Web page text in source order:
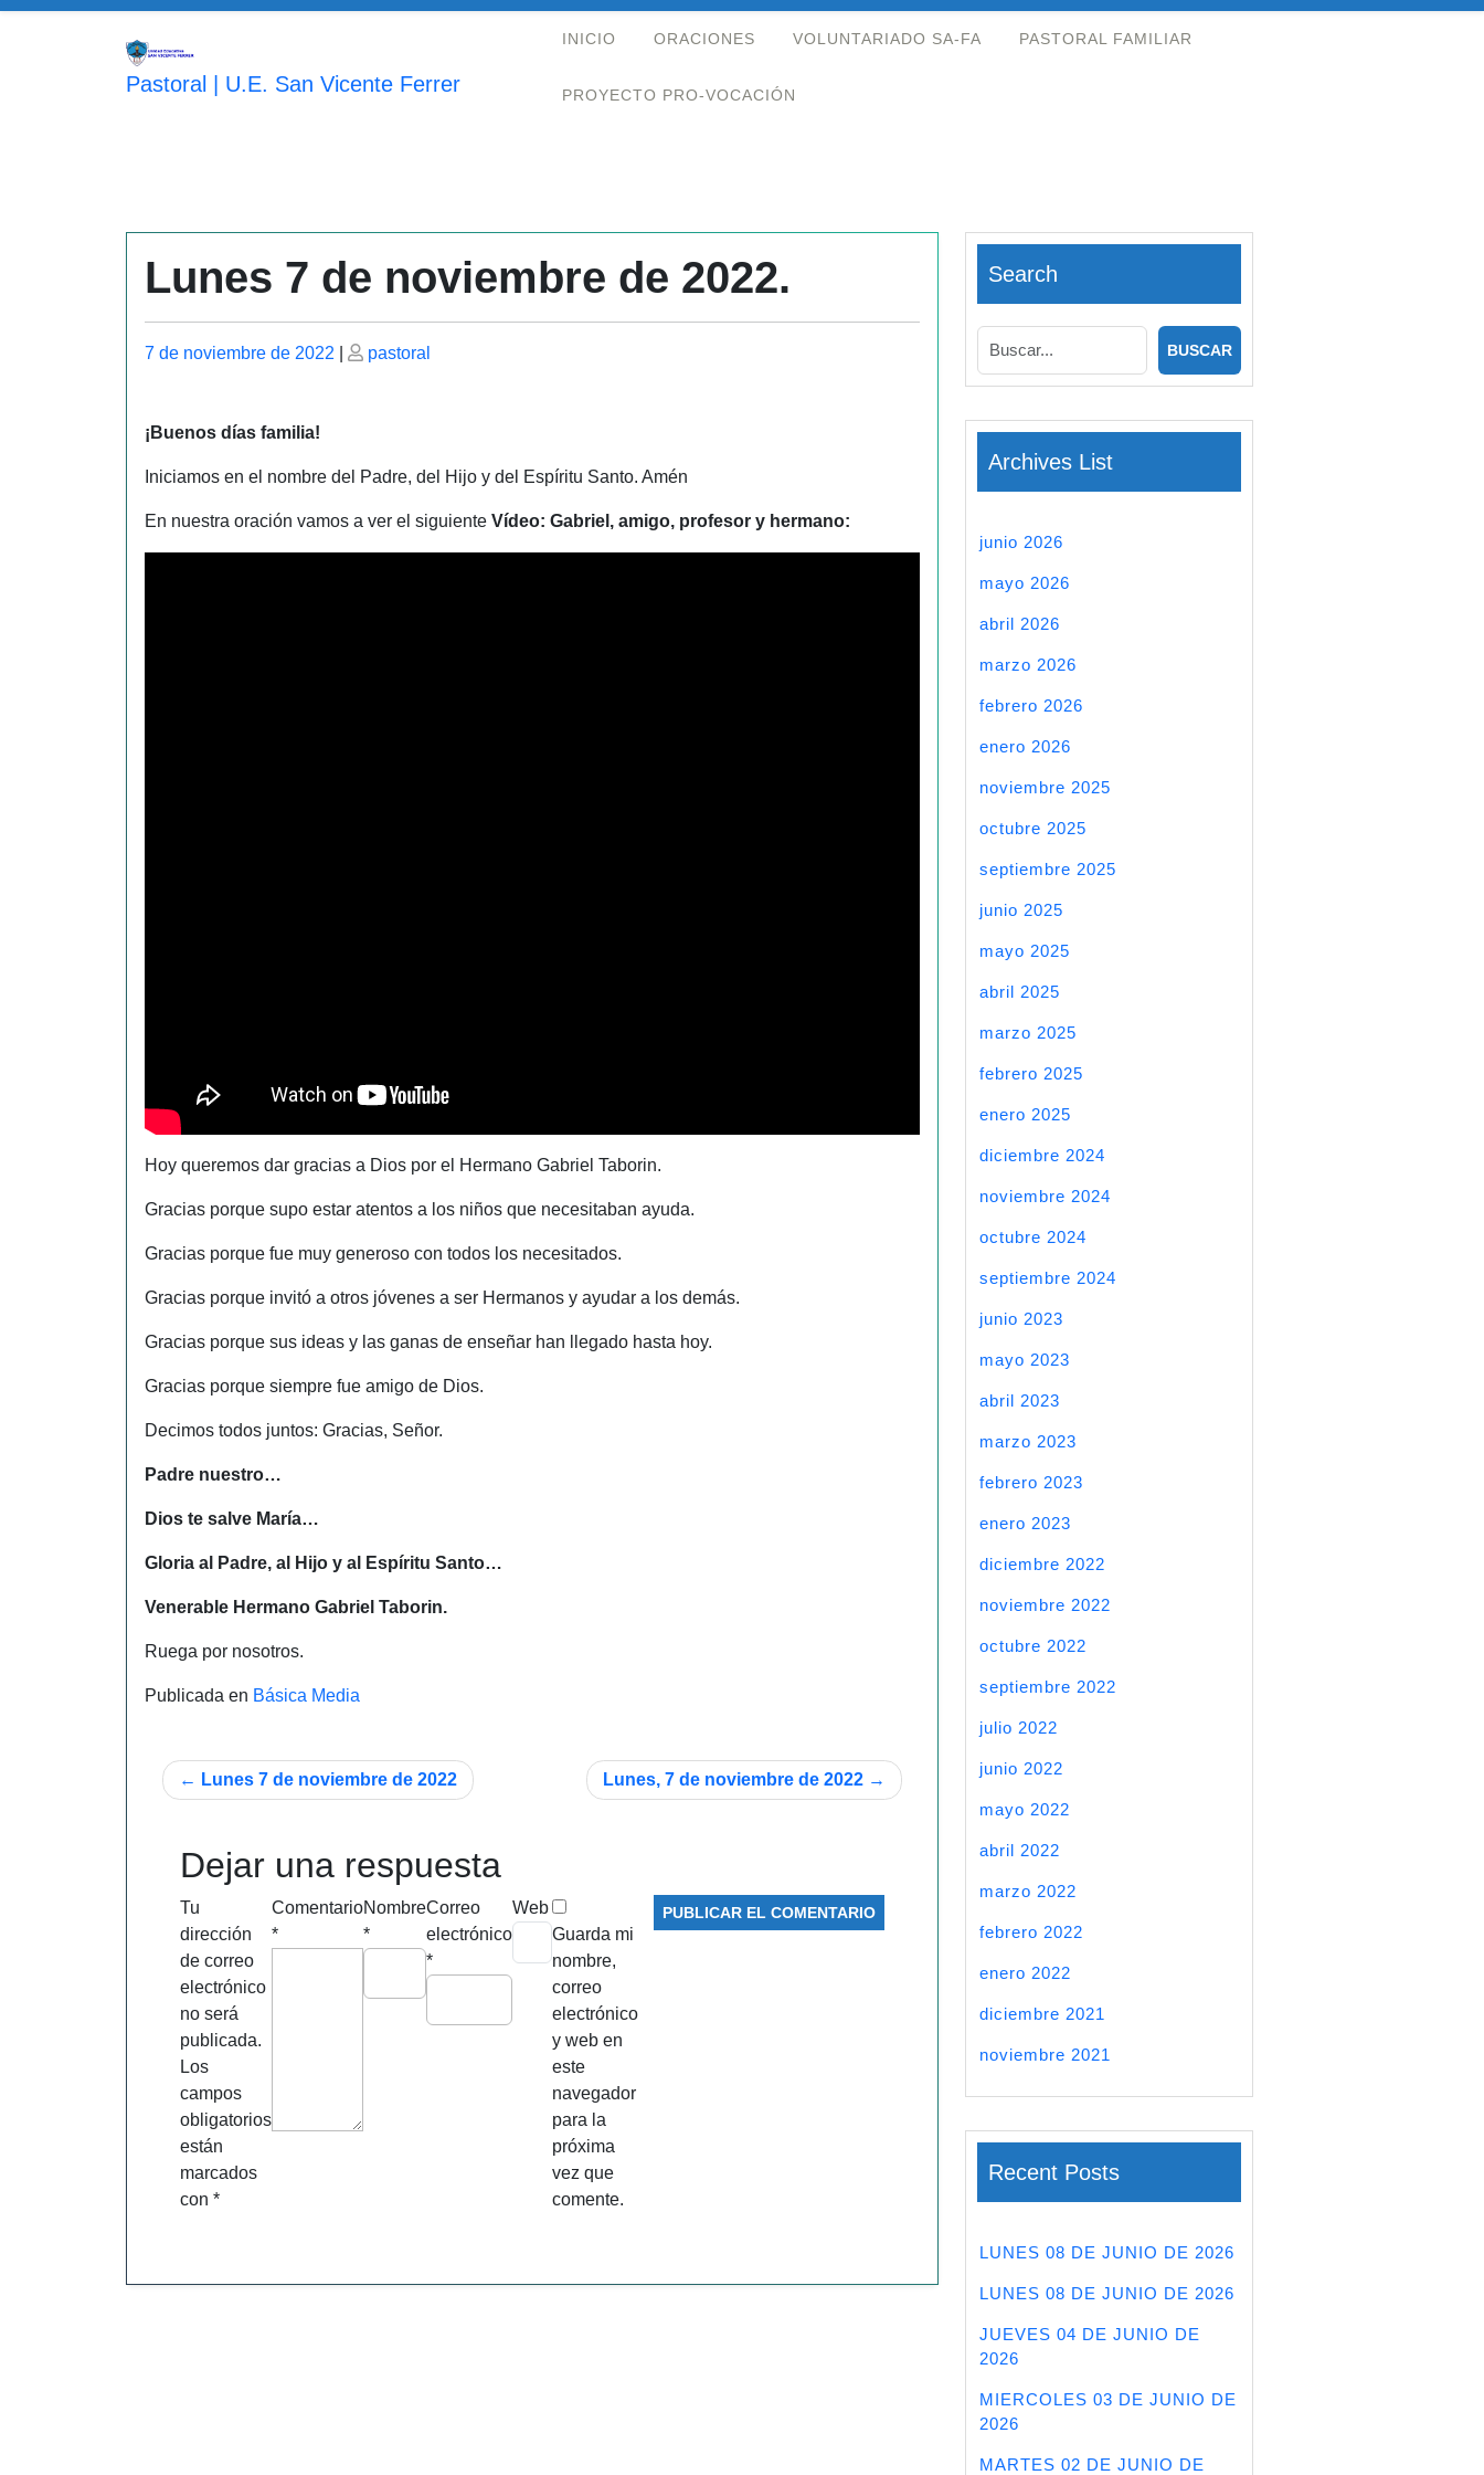
Saltar
Pastoral | U.E. San Vicente Ferrer
INICIO ORACIONES VOLUNTARIADO SA-FA PASTORAL FAMILIAR
PROYECTO PRO-VOCACIÓN
Lunes 7 de noviembre de 2022.
Publicado
7 de noviembre de 2022
Publicado
pastoral
¡Buenos días familia!
Iniciamos en el nombre del Padre, del Hijo y del Espíritu Santo. Amén
En nuestra oración vamos a ver el siguiente Vídeo: Gabriel, amigo, profesor y hermano:
Hoy queremos dar gracias a Dios por el Hermano Gabriel Taborin.
Gracias porque supo estar atentos a los niños que necesitaban ayuda.
Gracias porque fue muy generoso con todos los necesitados.
Gracias porque invitó a otros jóvenes a ser Hermanos y ayudar a los demás.
Gracias porque sus ideas y las ganas de enseñar han llegado hasta hoy.
Gracias porque siempre fue amigo de Dios.
Decimos todos juntos: Gracias, Señor.
Padre nuestro…
Dios te salve María…
Gloria al Padre, al Hijo y al Espíritu Santo…
Venerable Hermano Gabriel Taborin.
Ruega por nosotros.
Publicada en Básica Media
Navegación
entradas
Lunes 7 de noviembre de 2022 Lunes, 7 de noviembre de 2022
Dejar una respuesta
Tu
dirección
de correo
electrónico
no será
publicada.
Los
campos
obligatorios
están
marcados
con *
Comentario
*
Nombre
*
Correo
electrónico
*
Web
Guarda mi
nombre,
correo
electrónico
y web en
este
navegador
para la
próxima
vez que
comente.
Search
Archives List
junio 2026
mayo 2026
abril 2026
marzo 2026
febrero 2026
enero 2026
noviembre 2025
octubre 2025
septiembre 2025
junio 2025
mayo 2025
abril 2025
marzo 2025
febrero 2025
enero 2025
diciembre 2024
noviembre 2024
octubre 2024
septiembre 2024
junio 2023
mayo 2023
abril 2023
marzo 2023
febrero 2023
enero 2023
diciembre 2022
noviembre 2022
octubre 2022
septiembre 2022
julio 2022
junio 2022
mayo 2022
abril 2022
marzo 2022
febrero 2022
enero 2022
diciembre 2021
noviembre 2021
Recent Posts
LUNES 08 DE JUNIO DE 2026
LUNES 08 DE JUNIO DE 2026
JUEVES 04 DE JUNIO DE
2026
MIERCOLES 03 DE JUNIO DE
2026
MARTES 02 DE JUNIO DE